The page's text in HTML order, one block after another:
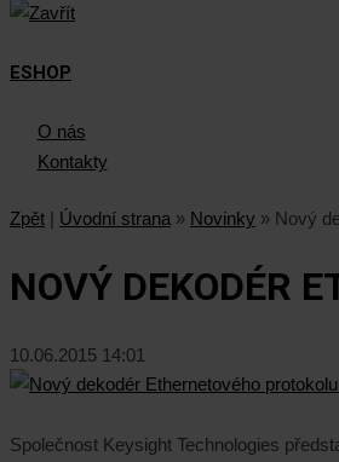
ESHOP
O nás
Kontakty
Zpět | Úvodní strana » Novinky » Nový
NOVÝ DEKODÉR
10.06.2015 14:01
Společnost Keysight Technologies